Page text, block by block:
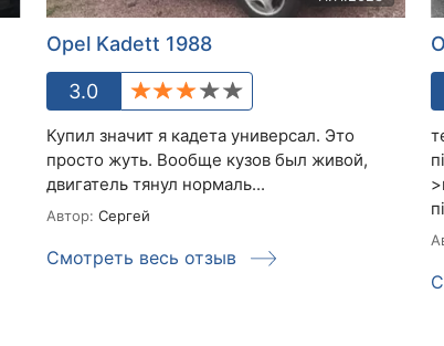
Opel Kadett 1988
3.0
Купил значит я кадета универсал. Это
просто жуть. Вообще кузов был живой,
двигатель тянул нормаль...
Автор: Сергей
Смотреть весь отзыв